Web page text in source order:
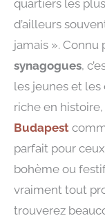
quartiers les
d’ailleurs
jamais ». Connu
synagogues,
les jeunes et
riche en
Budapest
parfait pour
bohème ou
vraiment tout
trouverez